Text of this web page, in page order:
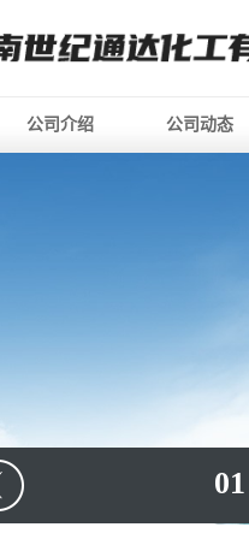
公司介绍 公司动态
01